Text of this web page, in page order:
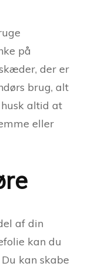
på
der er
brug, alt
altid at
eller
af din
kan du
kan skabe